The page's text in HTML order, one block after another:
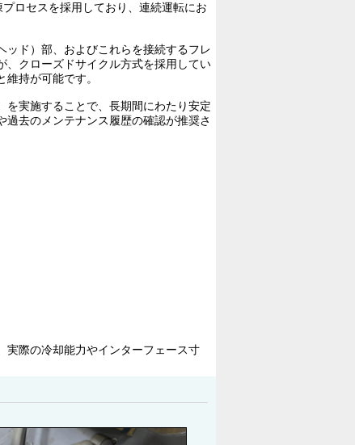
ロセスを採用しており、連続運転にお
ッド）部、およびこれらを接続するフレ
、クローズドサイクル方式を採用してい
持が可能です。
を実施することで、長期間にわたり安定
去のメンテナンス履歴の確認が推奨さ
際の冷却能力やインターフェース寸